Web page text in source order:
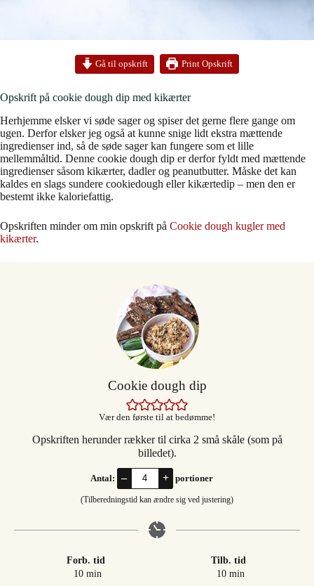
Gå til opskrift Print Opskrift
Opskrift på cookie dough dip med kikærter
Herhjemme elsker vi søde sager og spiser det gerne flere gange om
ugen. Derfor elsker jeg også at kunne snige lidt ekstra mættende
ingredienser ind, så de søde sager kan fungere som et lille
mellemmåltid. Denne cookie dough dip er derfor fyldt med mættende
ingredienser såsom kikærter, dadler og peanutbutter. Måske det kan
kaldes en slags sundere cookiedough eller kikærtedip – men den er
bestemt ikke kaloriefattig.
Opskriften minder om min opskrift på Cookie dough kugler med
kikærter.
Cookie dough dip
Vær den første til at bedømme!
Opskriften herunder rækker til cirka 2 små skåle (som på
billedet).
Antal: – + portioner
(Tilberedningstid kan ændre sig ved justering)
Forb. tid
10minutter
min
Tilb. tid
10minutter
min